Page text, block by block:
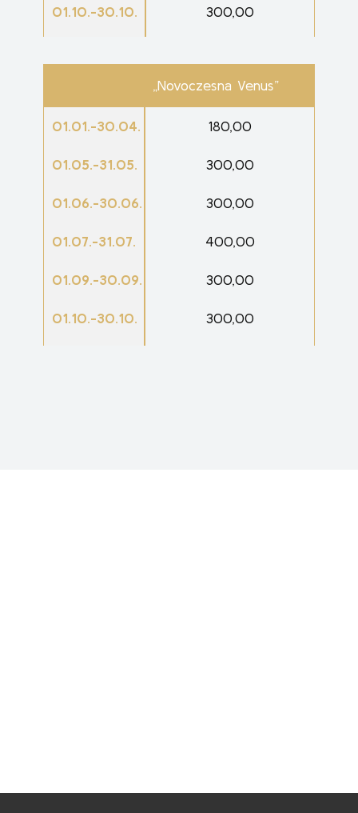
01.10.-30.10. 300,00
„Novoczesna Venus”
01.01.-30.04. 180,00
01.05.-31.05. 300,00
01.06.-30.06. 300,00
01.07.-31.07. 400,00
01.09.-30.09. 300,00
01.10.-30.10. 300,00